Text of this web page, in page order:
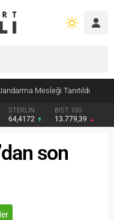
Mesleği Tanıtıldı
STERLİN
64,4172
BIST 100
13.779,39
son